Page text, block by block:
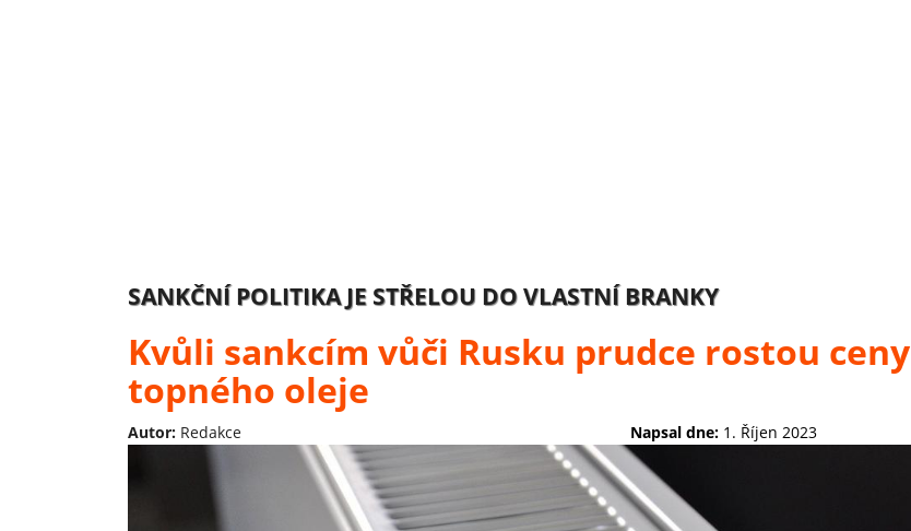
SANKČNÍ POLITIKA JE STŘELOU DO VLASTNÍ BRANKY
Kvůli sankcím vůči Rusku prudce rostou ceny
topného oleje
Autor: Redakce Napsal dne: 1. Říjen 2023